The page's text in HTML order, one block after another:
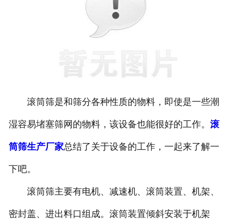
联系我们
滚筒筛是和筛分各种性质的物料，即使是一些潮
湿容易堵塞筛网的物料，该设备也能很好的工作。 滚
筒筛生产厂家总结了关于设备的工作，一起来了解一
下吧。
滚筒筛主要有电机、减速机、滚筒装置、机架、
密封盖、进出料口组成。滚筒装置倾斜安装于机架